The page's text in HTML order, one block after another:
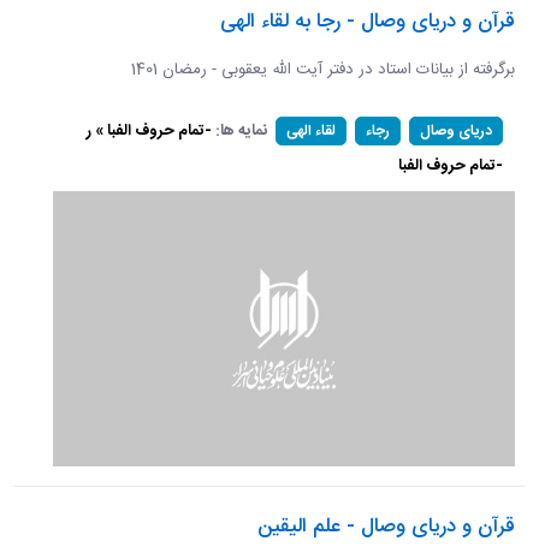
قرآن و دریای وصال - رجا به لقاء الهی
برگرفته از بیانات استاد در دفتر آیت الله یعقوبی - رمضان 1401
دریای وصال رجاء لقاء الهی نمایه ها: -تمام حروف الفبا » ر
-تمام حروف الفبا
قرآن و دریای وصال - علم الیقین